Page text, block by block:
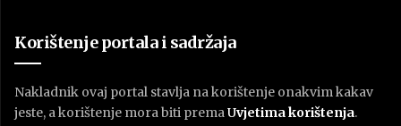
Korištenje portala i sadržaja
Nakladnik ovaj portal stavlja na korištenje onakvim kakav
jeste, a korištenje mora biti premaUvjetima korištenja.